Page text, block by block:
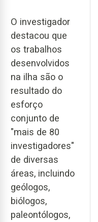
O investigador
destacou que
os trabalhos
desenvolvidos
na ilha são o
resultado do
esforço
conjunto de
"mais de 80
investigadores"
de diversas
áreas, incluindo
geólogos,
biólogos,
paleontólogos,